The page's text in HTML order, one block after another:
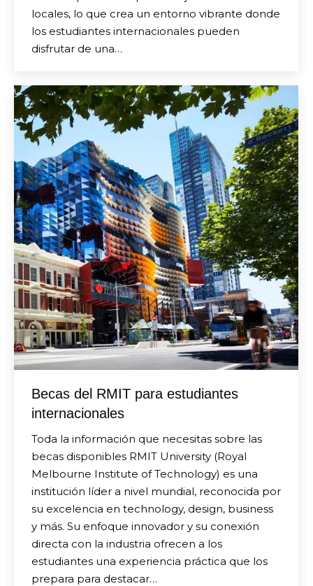
locales, lo que crea un entorno vibrante donde
los estudiantes internacionales pueden
disfrutar de una…
Becas del RMIT para estudiantes
internacionales
Toda la información que necesitas sobre las
becas disponibles RMIT University (Royal
Melbourne Institute of Technology) es una
institución líder a nivel mundial, reconocida por
su excelencia en technology, design, business
y más. Su enfoque innovador y su conexión
directa con la industria ofrecen a los
estudiantes una experiencia práctica que los
prepara para destacar…